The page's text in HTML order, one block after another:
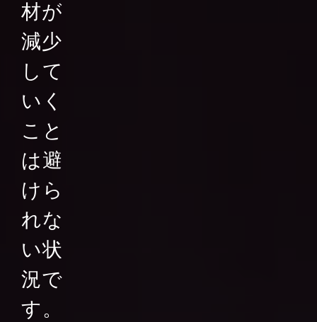
材が
減少
して
いく
こと
は避
けら
れな
い状
況で
す。